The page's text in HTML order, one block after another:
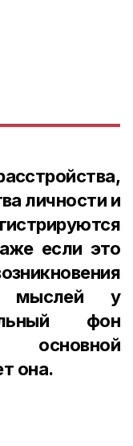
личности и
если это
мыслей у
фон
она.